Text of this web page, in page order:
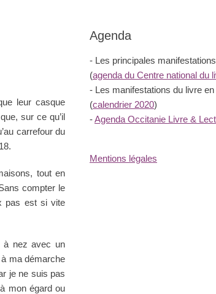
leur casque
sur ce qu’il
carrefour du
tout en
compter le
pas est si vite
à nez avec un
ma démarche
je ne suis pas
mon égard ou
Agenda
- Les principales
(agenda du Centre national du
- Les manifestations du livre en
(calendrier 2020)
-Agenda Occitanie Livre &
Mentions légales